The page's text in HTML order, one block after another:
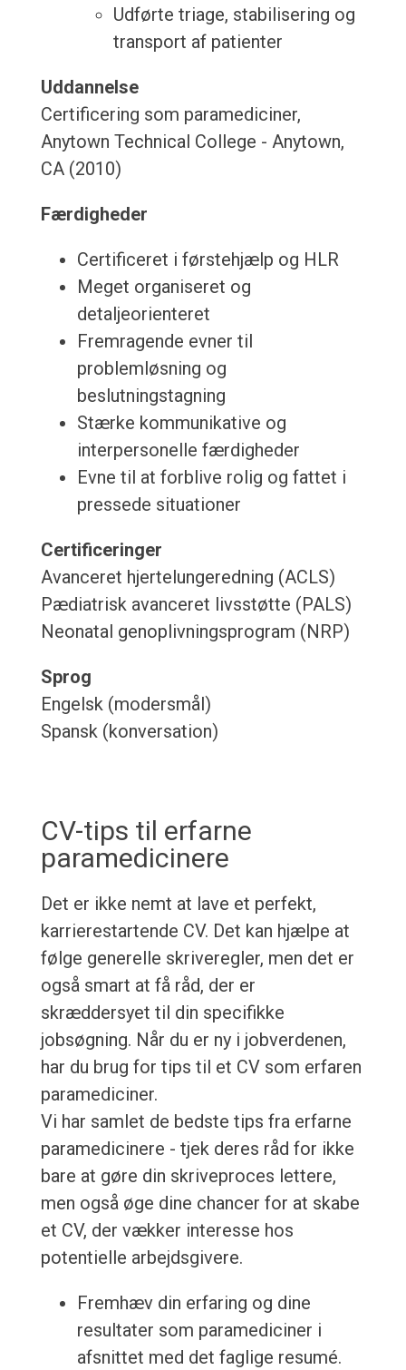
Udførte triage, stabilisering og
transport af patienter
Uddannelse
Certificering som paramediciner,
Anytown Technical College - Anytown,
CA (2010)
Færdigheder
Certificeret i førstehjælp og HLR
Meget organiseret og
detaljeorienteret
Fremragende evner til
problemløsning og
beslutningstagning
Stærke kommunikative og
interpersonelle færdigheder
Evne til at forblive rolig og fattet i
pressede situationer
Certificeringer
Avanceret hjertelungeredning (ACLS)
Pædiatrisk avanceret livsstøtte (PALS)
Neonatal genoplivningsprogram (NRP)
Sprog
Engelsk (modersmål)
Spansk (konversation)
CV-tips til erfarne
paramedicinere
Det er ikke nemt at lave et perfekt,
karrierestartende CV. Det kan hjælpe at
følge generelle skriveregler, men det er
også smart at få råd, der er
skræddersyet til din specifikke
jobsøgning. Når du er ny i jobverdenen,
har du brug for tips til et CV som erfaren
paramediciner.
Vi har samlet de bedste tips fra erfarne
paramedicinere - tjek deres råd for ikke
bare at gøre din skriveproces lettere,
men også øge dine chancer for at skabe
et CV, der vækker interesse hos
potentielle arbejdsgivere.
Fremhæv din erfaring og dine
resultater som paramediciner i
afsnittet med det faglige resumé.